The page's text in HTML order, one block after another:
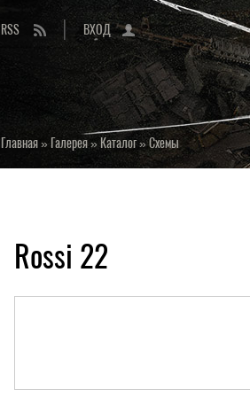
RSS ВХОД
Главная» Галерея»Каталог»Схемы
Rossi 22